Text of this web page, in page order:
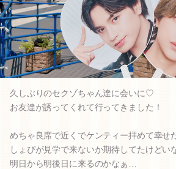
久しぶりのセクゾちゃん達に会いに♡
お友達が誘ってくれて行ってきました！
めちゃ良席で近くでケンティー拝めて幸
しょぴが見学で来ないか期待してたけどい
明日から明後日に来るのかなぁ…